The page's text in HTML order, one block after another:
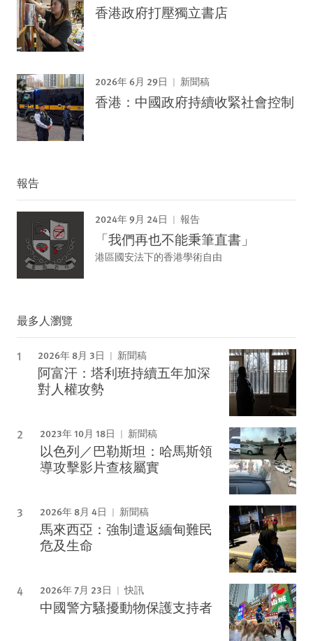
香港政府打壓獨立書店
2026年 6月 29日 新聞稿
香港：中國政府持續收緊社會控制
報告
2024年 9月 24日 報告
「我們再也不能秉筆直書」
港區國安法下的香港學術自由
最多人瀏覽
2026年 8月 3日 新聞稿
阿富汗：塔利班持續五年加深
對人權攻勢
2023年 10月 18日 新聞稿
以色列／巴勒斯坦：哈馬斯領
導攻擊影片查核屬實
2026年 8月 4日 新聞稿
馬來西亞：強制遣返緬甸難民
危及生命
2026年 7月 23日 快訊
中國警方騷擾動物保護支持者